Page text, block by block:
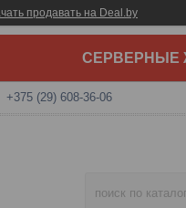
продавать на Deal.by
СЕРВЕРНЫЕ
+375 (29) 608-36-06